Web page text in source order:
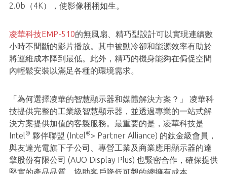
2.0b（4K），使影像栩栩如生。
凌華科技EMP-510的無風扇、精巧型設計可以實現連續數
小時不間斷的影片播放。其中被動冷卻和能源效率有助於
將運維成本降到最低。此外，精巧的機身能夠在侷促空間
內輕鬆安裝以滿足各種的環境需求。
「為何選擇凌華的智慧顯示器和媒體解決方案？」 凌華科
技提供完整的工業級智慧顯示器，並透過專業的一站式解
決方案提供加值的客製服務。最重要的是，凌華科技是
Intel® 夥伴聯盟 (Intel®> Partner Alliance) 的鈦金級會員，
與友達光電旗下子公司、專營工業及商業應用顯示器的達
擎股份有限公司 (AUO Display Plus) 也緊密合作，確保提供
堅實的產品品質，協助客戶降低可觀的總擁有成本